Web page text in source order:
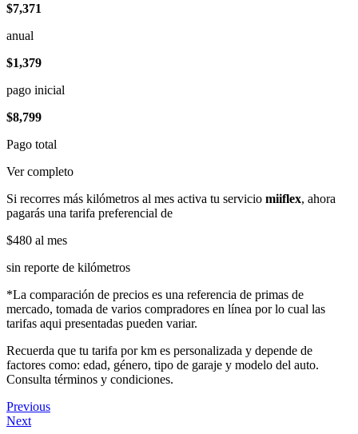
$7,371
anual
$1,379
pago inicial
$8,799
Pago total
Ver completo
Si recorres más kilómetros al mes activa tu servicio miiflex, ahora
pagarás una tarifa preferencial de
$480 al mes
sin reporte de kilómetros
*La comparación de precios es una referencia de primas de
mercado, tomada de varios compradores en línea por lo cual las
tarifas aqui presentadas pueden variar.
Recuerda que tu tarifa por km es personalizada y depende de
factores como: edad, género, tipo de garaje y modelo del auto.
Consulta términos y condiciones.
Previous
Next